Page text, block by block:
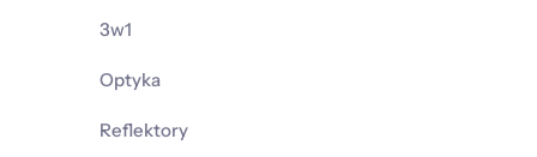
3w1
Optyka
Reflektory